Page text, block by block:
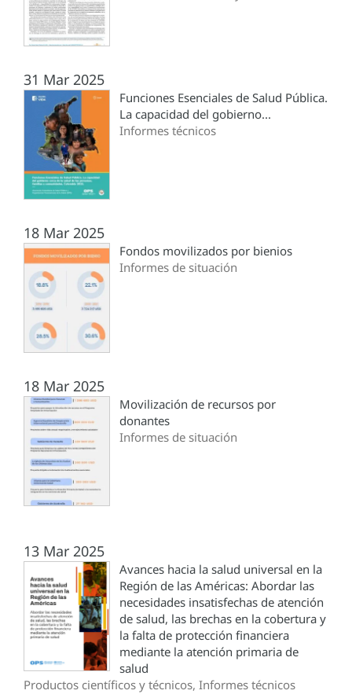
31 Mar 2025
Funciones Esenciales de Salud Pública.
La capacidad del gobierno...
Informes técnicos
18 Mar 2025
Fondos movilizados por bienios
Informes de situación
18 Mar 2025
Movilización de recursos por
donantes
Informes de situación
13 Mar 2025
Avances hacia la salud universal en la
Región de las Américas: Abordar las
necesidades insatisfechas de atención
de salud, las brechas en la cobertura y
la falta de protección financiera
mediante la atención primaria de
salud
Productos científicos y técnicos, Informes técnicos